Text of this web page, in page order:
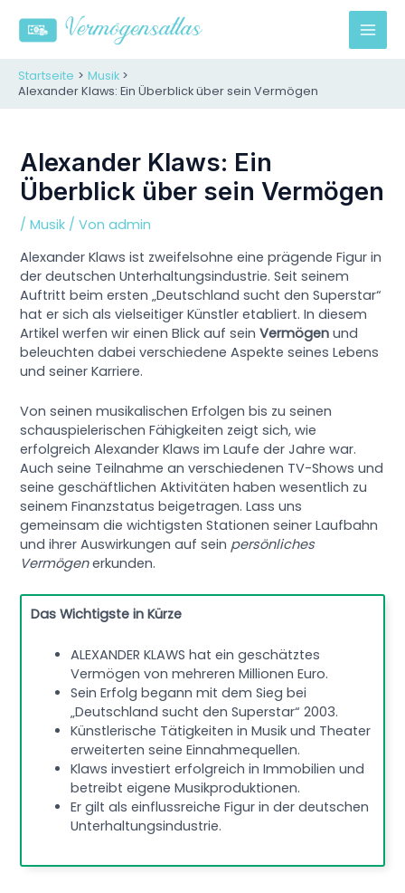
Inhalt
springen
M
M
N
U
Startseite
Musik
Alexander Klaws: Ein Überblick über sein Vermögen
Alexander Klaws: Ein
Überblick über sein Vermögen
/Musik / Vonadmin
Alexander Klaws ist zweifelsohne eine prägende Figur in
der deutschen Unterhaltungsindustrie. Seit seinem
Auftritt beim ersten „Deutschland sucht den Superstar“
hat er sich als vielseitiger Künstler etabliert. In diesem
Artikel werfen wir einen Blick auf seinVermögen und
beleuchten dabei verschiedene Aspekte seines Lebens
und seiner Karriere.
Von seinen musikalischen Erfolgen bis zu seinen
schauspielerischen Fähigkeiten zeigt sich, wie
erfolgreich Alexander Klaws im Laufe der Jahre war.
Auch seine Teilnahme an verschiedenen TV-Shows und
seine geschäftlichen Aktivitäten haben wesentlich zu
seinem Finanzstatus beigetragen. Lass uns
gemeinsam die wichtigsten Stationen seiner Laufbahn
und ihrer Auswirkungen auf sein persönliches
Vermögenerkunden.
Das Wichtigste in Kürze
ALEXANDER KLAWS hat ein geschätztes
Vermögen von mehreren Millionen Euro.
Sein Erfolg begann mit dem Sieg bei
„Deutschland sucht den Superstar“ 2003.
Künstlerische Tätigkeiten in Musik und Theater
erweiterten seine Einnahmequellen.
Klaws investiert erfolgreich in Immobilien und
betreibt eigene Musikproduktionen.
Er gilt als einflussreiche Figur in der deutschen
Unterhaltungsindustrie.